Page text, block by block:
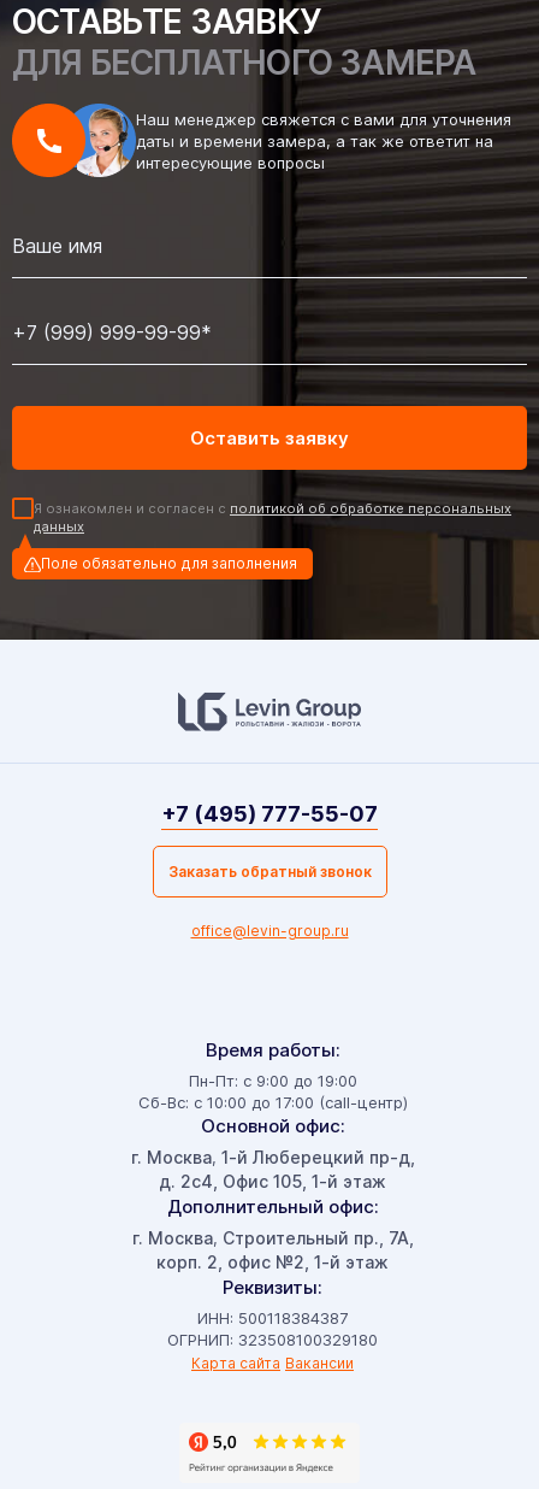
ОСТАВЬТЕ ЗАЯВКУ
ДЛЯ БЕСПЛАТНОГО ЗАМЕРА
Наш менеджер свяжется с вами для уточнения
даты и времени замера, а так же ответит на
интересующие вопросы
Я ознакомлен и согласен с политикой об обработке персональных
данных
Поле обязательно для заполнения
Время работы:
Пн-Пт: с 9:00 до 19:00
Сб-Вс: с 10:00 до 17:00 (call-центр)
Основной офис:
г. Москва, 1-й Люберецкий пр-д,
д. 2с4, Офис 105, 1-й этаж
Дополнительный офис:
г. Москва, Строительный пр., 7А,
корп. 2, офис №2, 1-й этаж
Реквизиты:
ИНН: 500118384387
ОГРНИП: 323508100329180
Карта сайта Вакансии
+7 (495) 777-55-07
Заказать обратный звонок
office@levin-group.ru